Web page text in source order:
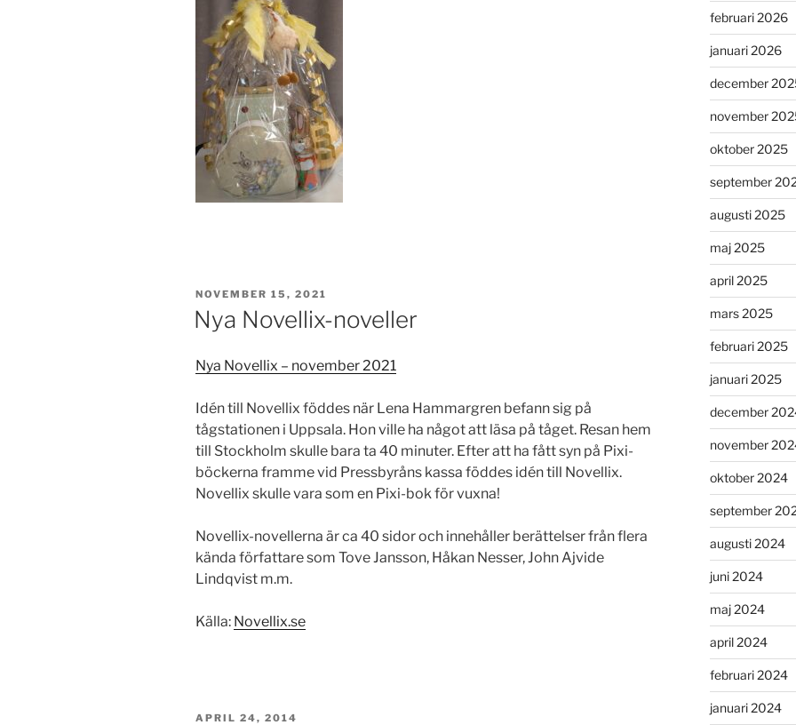
PUBLICERAT
NOVEMBER 15, 2021
Nya Novellix-noveller
Nya Novellix – november 2021
Idén till Novellix föddes när Lena Hammargren befann sig på
tågstationen i Uppsala. Hon ville ha något att läsa på tåget. Resan hem
till Stockholm skulle bara ta 40 minuter. Efter att ha fått syn på Pixi-
böckerna framme vid Pressbyråns kassa föddes idén till Novellix.
Novellix skulle vara som en Pixi-bok för vuxna!
Novellix-novellerna är ca 40 sidor och innehåller berättelser från flera
kända författare som Tove Jansson, Håkan Nesser, John Ajvide
Lindqvist m.m.
Källa: Novellix.se
PUBLICERAT
APRIL 24, 2014
februari 2026
januari 2026
december
november
oktober 2025
september
augusti 2025
maj 2025
april 2025
mars 2025
februari 2025
januari 2025
december
november
oktober 2024
september
augusti 2024
juni 2024
maj 2024
april 2024
februari 2024
januari 2024